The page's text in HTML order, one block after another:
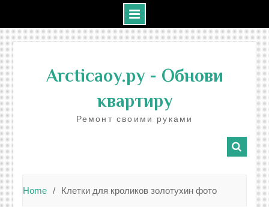
contentArcticaoy.ру- Обнови
квартиру
Ремонт своими руками
Home Клетки для кроликов золотухин фото